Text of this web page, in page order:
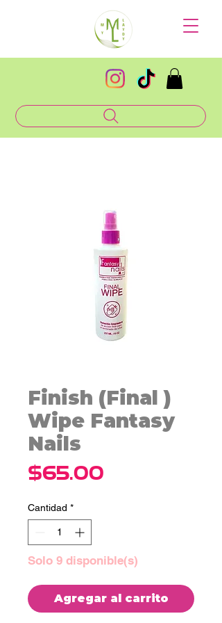
Finish (Final )
Wipe Fantasy
Nails
$65.00
Cantidad *
Solo 9 disponible(s)
Agregar al carrito